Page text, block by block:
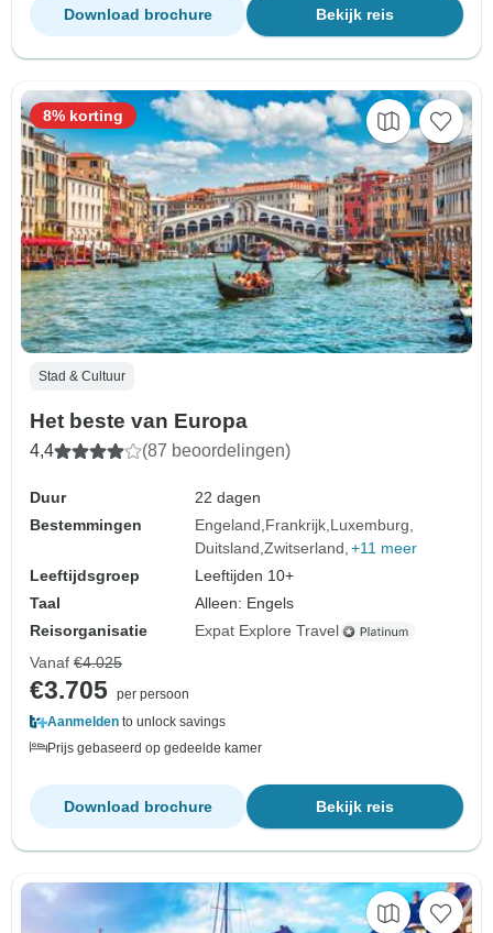
Bekijk reis
Download brochure
Stad & Cultuur
Het beste van Europa
4,4 (87 beoordelingen)
Duur
22 dagen
Bestemmingen
Engeland Frankrijk Luxemburg
Duitsland Zwitserland +11 meer
Leeftijdsgroep
Leeftijden 10+
Taal
Alleen: Engels
Reisorganisatie
Expat Explore Travel
8% korting
Vanaf €4.025
€3.705 per persoon
Aanmelden to unlock savings
Prijs gebaseerd op gedeelde kamer
Bekijk reis
Download brochure